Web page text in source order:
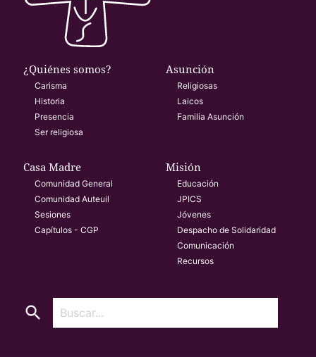
¿Quiénes somos?
Carisma
Historia
Presencia
Ser religiosa
Asunción
Religiosas
Laicos
Familia Asunción
Casa Madre
Comunidad General
Comunidad Auteuil
Sesiones
Capítulos - CGP
Misión
Educación
JPICS
Jóvenes
Despacho de Solidaridad
Comunicación
Recursos
search